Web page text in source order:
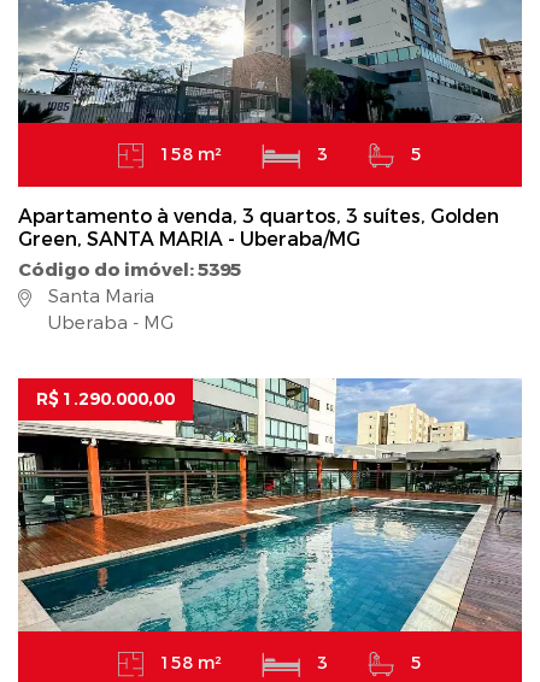
158 m² 3 5
Apartamento à venda, 3 quartos, 3 suítes, Golden
Green, SANTA MARIA - Uberaba/MG
Código do imóvel: 5395
Santa Maria
Uberaba - MG
R$ 1.290.000,00
158 m² 3 5